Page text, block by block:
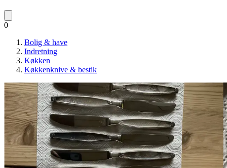
0
Bolig & have
Indretning
Køkken
Køkkenknive & bestik